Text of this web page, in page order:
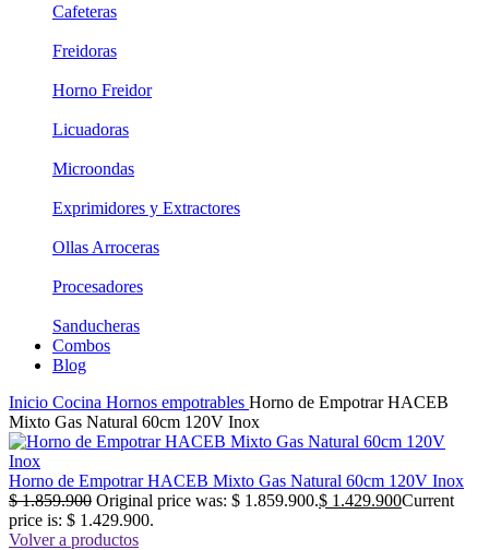
Cafeteras
Freidoras
Horno Freidor
Licuadoras
Microondas
Exprimidores y Extractores
Ollas Arroceras
Procesadores
Sanducheras
Combos
Blog
Inicio Cocina Hornos empotrables Horno de Empotrar HACEB
Mixto Gas Natural 60cm 120V Inox
Horno de Empotrar HACEB Mixto Gas Natural 60cm 120V Inox
$1.859.900 Original price was: $ 1.859.900.$ 1.429.900Current
price is: $ 1.429.900.
Volver a productos